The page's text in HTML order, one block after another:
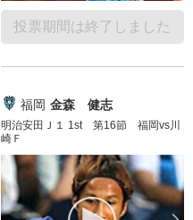
投票期間は終了しました
福岡 金森 健志
明治安田Ｊ１ 1st 第16節 福岡vs川
崎Ｆ